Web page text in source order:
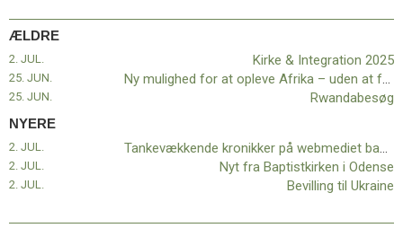
BaptistKirken
16.0:
Kontakt
Næste
indlæg:
Tankevækkende
kronikker
på
webmediet
baptist.dk
Kirke
ÆLDRE
2. JUL. Kirke & Integration 2025
25. JUN. Ny mulighed for at opleve Afrika – uden at forlade din stue
25. JUN. Rwandabesøg
NYERE
Tankevækkende kronikker på webmediet baptist.dk
2. JUL.
Nyt fra Baptistkirken i Odense
2. JUL.
Bevilling til Ukraine
2. JUL.